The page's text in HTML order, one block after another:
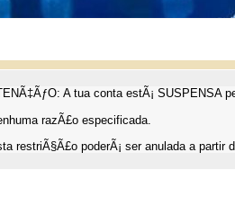
A tua conta estÃ¡ SUSPENSA
razÃ£o especificada.
restriÃ§Ã£o poderÃ¡ ser anulada a partir